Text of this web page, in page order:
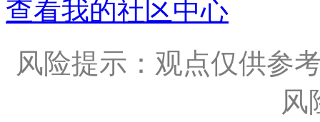
查看我的社区中心
风险提示：观点仅供参
风